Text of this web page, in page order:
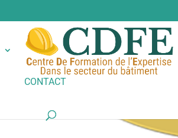
CONTACT